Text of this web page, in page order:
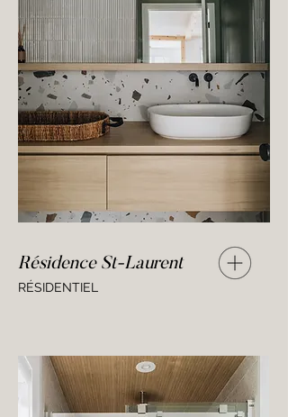
Résidence St-Laurent
RÉSIDENTIEL